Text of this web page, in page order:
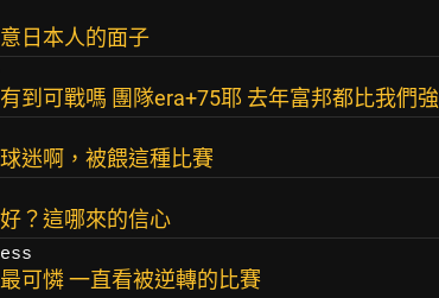
日本人的面子
到可戰嗎 團隊era+75耶 去年富邦都比我們強
迷啊，被餵這種比賽
？這哪來的信心
可憐 一直看被逆轉的比賽